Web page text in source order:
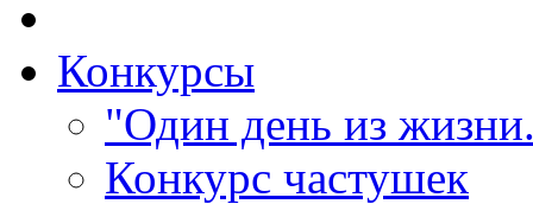
Конкурсы
"Один день из
Конкурс частушек